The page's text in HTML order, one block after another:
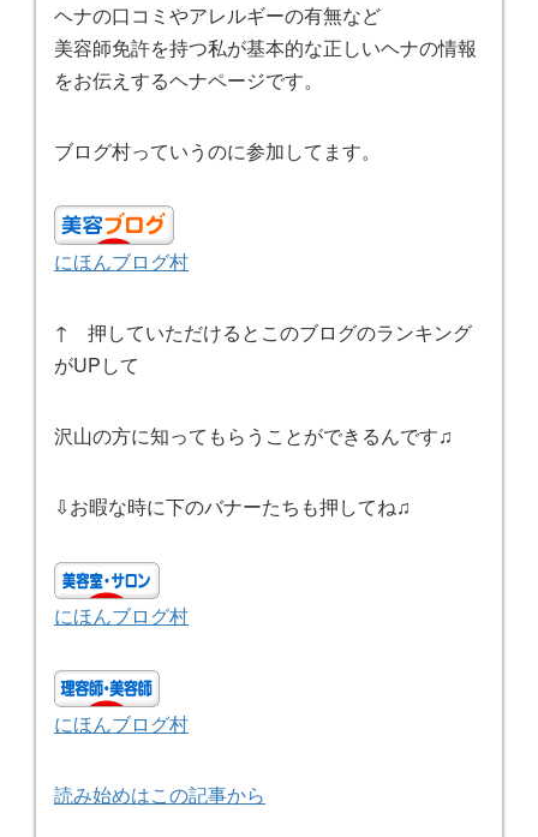
ヘナの口コミやアレルギーの有無など
美容師免許を持つ私が基本的な正しいヘナの情報
をお伝えするヘナページです。
ブログ村っていうのに参加してます。
にほんブログ村
↑ 押していただけるとこのブログのランキング
がUPして
沢山の方に知ってもらうことができるんです♫
⇩お暇な時に下のバナーたちも押してね♫
にほんブログ村
にほんブログ村
読み始めはこの記事から